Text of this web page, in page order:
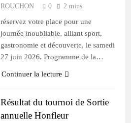
ROUCHON
0 2 mins
réservez votre place pour une
journée inoubliable, alliant sport,
gastronomie et découverte, le samedi
27 juin 2026. Programme de la…
Continuer la lecture
Résultat du tournoi de Sortie
annuelle Honfleur